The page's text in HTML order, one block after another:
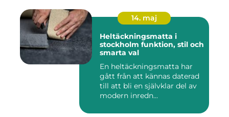
14. maj
Heltäckningsmatta i
stockholm funktion, stil och
smarta val
En heltäckningsmatta har
gått från att kännas daterad
till att bli en självklar del av
modern inredn...